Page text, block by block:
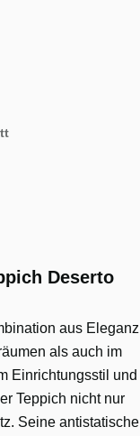
Deserto
aus Eleganz
als auch im
Einrichtungsstil und
Teppich nicht nur
Seine antistatische